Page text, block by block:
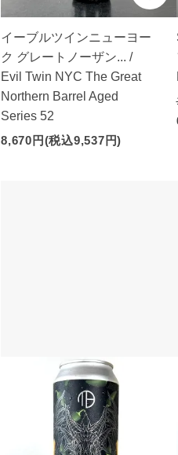
イーブルツインニューヨー
ク グレートノーザン... /
Evil Twin NYC The Great
Northern Barrel Aged
Series 52
8,670円(税込9,537円)